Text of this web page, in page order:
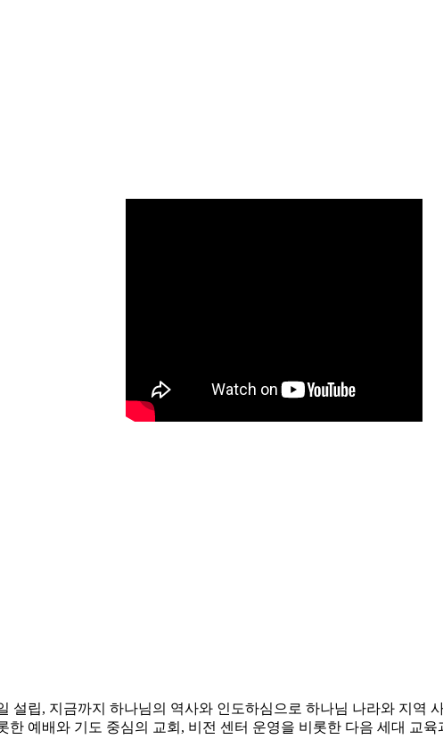
설립, 지금까지 하나님의 역사와 인도하심으로 하나님 나라와 지역
한 예배와 기도 중심의 교회, 비전 센터 운영을 비롯한 다음 세대 교